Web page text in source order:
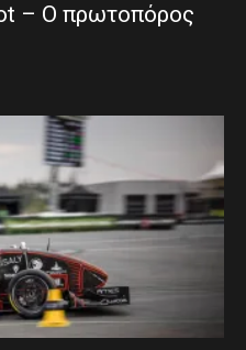
– Ο πρωτοπόρος